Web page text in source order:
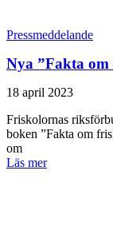
Pressmeddelande
Nya ”Fakta
18 april 2023
Friskolornas
boken ”Fakta om
om
Läs mer